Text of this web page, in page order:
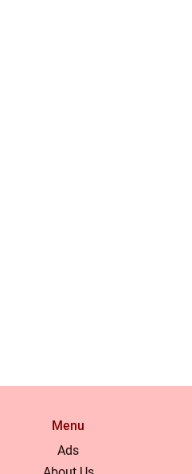
Menu
Ads